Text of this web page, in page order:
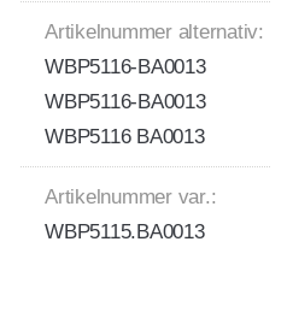
Artikelnummer alternativ:
WBP5116-BA0013
WBP5116-BA0013
WBP5116 BA0013
Artikelnummer var.:
WBP5115.BA0013